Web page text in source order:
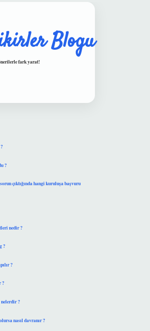
Blogu
fark yarat!
?
çıktığında hangi kuruluşa başvuru
nedir ?
?
?
?
?
nasıl davranır ?